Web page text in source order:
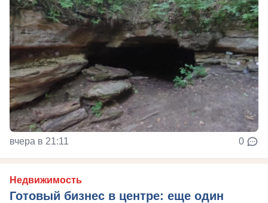
вчера в 21:11 0
Недвижимость
Готовый бизнес в центре: еще один